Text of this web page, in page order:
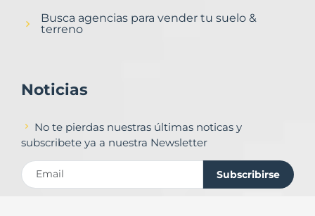
Busca agencias para vender tu suelo &
terreno
Noticias
No te pierdas nuestras últimas noticas y
subscribete ya a nuestra Newsletter
Subscribirse